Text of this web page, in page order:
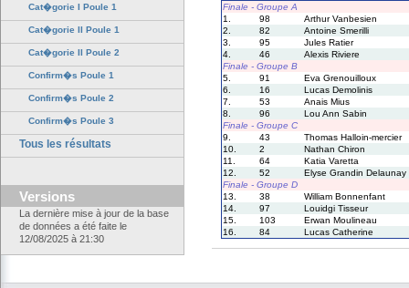
Cat�gorie I Poule 1
Cat�gorie II Poule 1
Cat�gorie II Poule 2
Confirm�s Poule 1
Confirm�s Poule 2
Confirm�s Poule 3
Tous les résultats
Versions
La dernière mise à jour de la base
de données a été faite le
12/08/2025 à 21:30
Finale - Groupe A
1.
98
Arthur Vanbesien
2.
82
Antoine Smerilli
3.
95
Jules Ratier
4.
46
Alexis Riviere
Finale - Groupe B
5.
91
Eva Grenouilloux
6.
16
Lucas Demolinis
7.
53
Anais Mius
8.
96
Lou Ann Sabin
Finale - Groupe C
9.
43
Thomas Halloin-mercier
10.
2
Nathan Chiron
11.
64
Katia Varetta
12.
52
Elyse Grandin Delaunay
Finale - Groupe D
13.
38
William Bonnenfant
14.
97
Louidgi Tisseur
15.
103
Erwan Moulineau
16.
84 Lucas Catherine